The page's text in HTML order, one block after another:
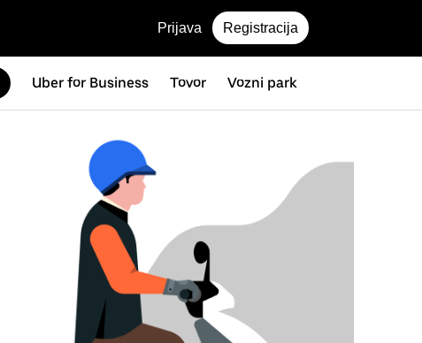
Prijava Registracija
Uber for Business Tovor Vozni park